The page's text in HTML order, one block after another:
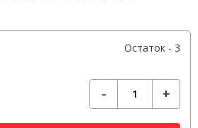
Остаток - 3
- +